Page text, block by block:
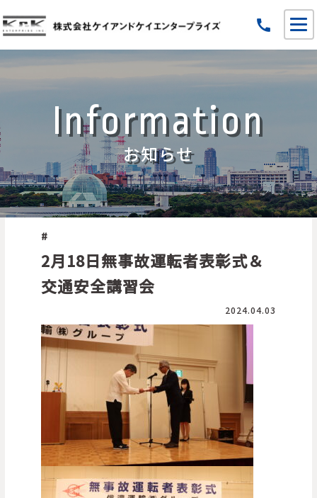
call
Information
お知らせ
#
2月18日無事故運転者表彰式＆
交通安全講習会
2024.04.03